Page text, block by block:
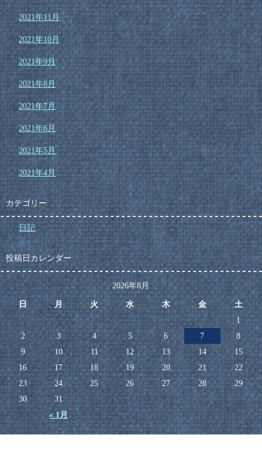
2021年11月
2021年10月
2021年9月
2021年8月
2021年7月
2021年6月
2021年5月
2021年4月
カテゴリー
日記
投稿日カレンダー
2026年8月
日 月 火 水 木 金 土
« 1月
1
2
3 4 5 6 7
8
9
10 11 12 13 14
15
16
17 18 19 20 21
22
23
24 25 26 27 28
29
30
31